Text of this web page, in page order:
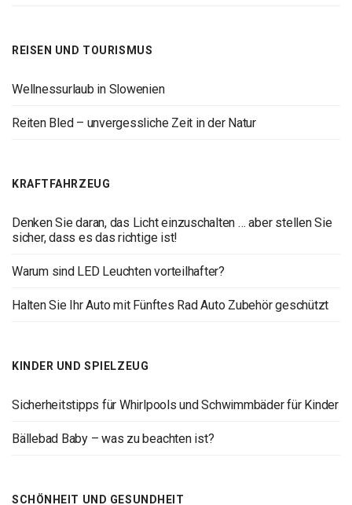
REISEN UND TOURISMUS
Wellnessurlaub in Slowenien
Reiten Bled – unvergessliche Zeit in der Natur
KRAFTFAHRZEUG
Denken Sie daran, das Licht einzuschalten … aber stellen Sie
sicher, dass es das richtige ist!
Warum sind LED Leuchten vorteilhafter?
Halten Sie Ihr Auto mit Fünftes Rad Auto Zubehör geschützt
KINDER UND SPIELZEUG
Sicherheitstipps für Whirlpools und Schwimmbäder für Kinder
Bällebad Baby – was zu beachten ist?
SCHÖNHEIT UND GESUNDHEIT